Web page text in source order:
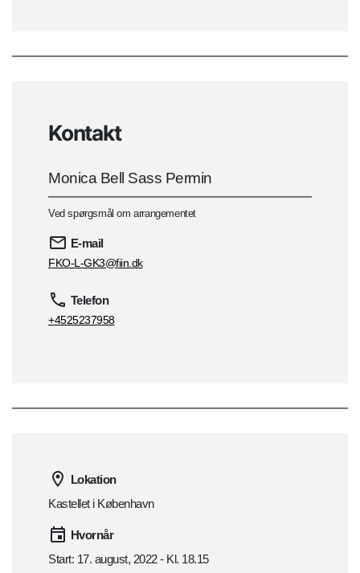
Kontakt
Monica Bell Sass Permin
Ved spørgsmål om arrangementet
E-mail
FKO-L-GK3@fiin.dk
Telefon
+4525237958
Lokation
Kastellet i København
Hvornår
Start: 17. august, 2022 - Kl. 18.15